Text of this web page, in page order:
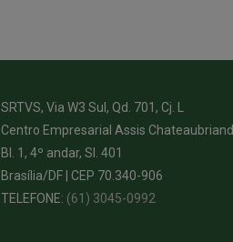
SRTVS, Via W3 Sul, Qd. 701, Cj. L
Centro Empresarial Assis Chateaubriand
Bl. 1, 4º andar, Sl. 401
Brasília/DF | CEP 70.340-906
TELEFONE: (61) 3045-0992